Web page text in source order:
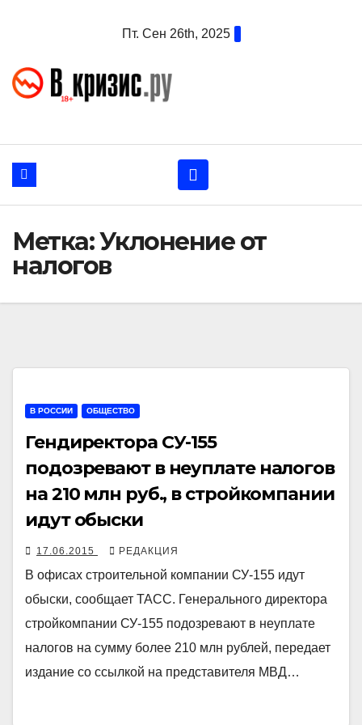
Пт. Сен 26th, 2025
Метка:Уклонение от
налогов
В РОССИИ ОБЩЕСТВО
Гендиректора СУ-155
подозревают в неуплате налогов
на 210 млн руб., в стройкомпании
идут обыски
17.06.2015 РЕДАКЦИЯ
В офисах строительной компании СУ-155 идут
обыски, сообщает ТАСС. Генерального директора
стройкомпании СУ-155 подозревают в неуплате
налогов на сумму более 210 млн рублей, передает
издание со ссылкой на представителя МВД…